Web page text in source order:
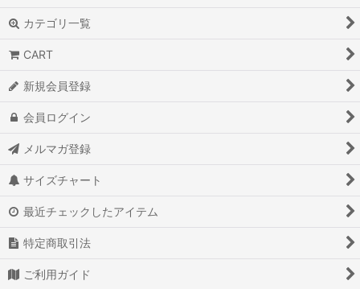
カテゴリ一覧
CART
新規会員登録
会員ログイン
メルマガ登録
サイズチャート
最近チェックしたアイテム
特定商取引法
ご利用ガイド